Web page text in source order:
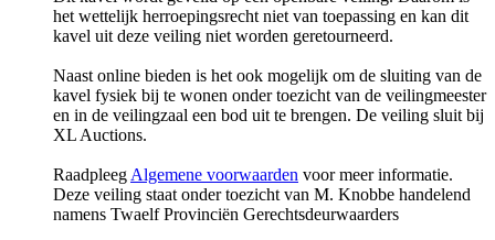
het wettelijk herroepingsrecht niet van toepassing en kan dit
kavel uit deze veiling niet worden geretourneerd.
Naast online bieden is het ook mogelijk om de sluiting van de
kavel fysiek bij te wonen onder toezicht van de veilingmeester
en in de veilingzaal een bod uit te brengen. De veiling sluit bij
XL Auctions.
Raadpleeg Algemene voorwaarden voor meer informatie.
Deze veiling staat onder toezicht van M. Knobbe handelend
namens Twaelf Provinciën Gerechtsdeurwaarders